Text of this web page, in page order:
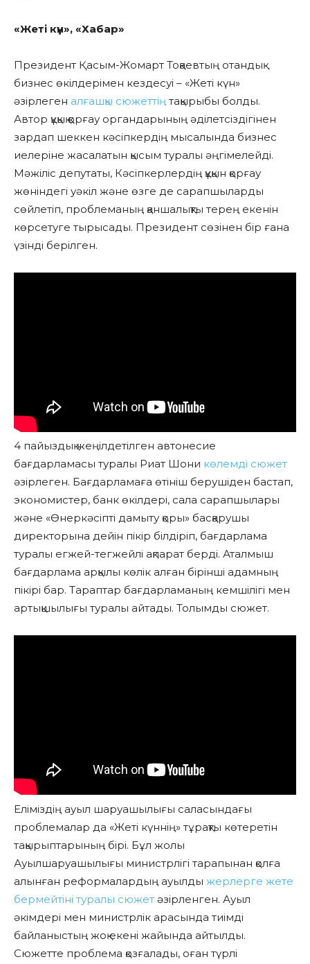
«Жеті күн», «Хабар»
Президент Қасым-Жомарт Тоқаевтың отандық
бизнес өкілдерімен кездесуі – «Жеті күн»
әзірлеген алғашқы сюжеттің тақырыбы болды.
Автор құқық қорғау органдарының әділетсіздігінен
зардап шеккен кәсіпкердің мысалында бизнес
иелеріне жасалатын қысым туралы әңгімелейді.
Мәжіліс депутаты, Кәсіпкерлердің құқын қорғау
жөніндегі уәкіл және өзге де сарапшыларды
сөйлетіп, проблеманың қаншалықты терең екенін
көрсетуге тырысады. Президент сөзінен бір ғана
үзінді берілген.
4 пайыздық жеңілдетілген автонесие
бағдарламасы туралы Риат Шони көлемді сюжет
әзірлеген. Бағдарламаға өтініш берушіден бастап,
экономистер, банк өкілдері, сала сарапшылары
және «Өнеркәсіпті дамыту қоры» басқарушы
директорына дейін пікір білдіріп, бағдарлама
туралы егжей-тегжейлі ақпарат берді. Аталмыш
бағдарлама арқылы көлік алған бірінші адамның
пікірі бар. Тараптар бағдарламаның кемшілігі мен
артықшылығы туралы айтады. Толымды сюжет.
Еліміздің ауыл шаруашылығы саласындағы
проблемалар да «Жеті күннің» тұрақты көтеретін
тақырыптарының бірі. Бұл жолы
Ауылшаруашылығы министрлігі тарапынан қолға
алынған реформалардың ауылды жерлерге жете
бермейтіні туралы сюжет әзірленген. Ауыл
әкімдері мен министрлік арасында тиімді
байланыстың жоқ екені жайында айтылды.
Сюжетте проблема қозғалады, оған түрлі